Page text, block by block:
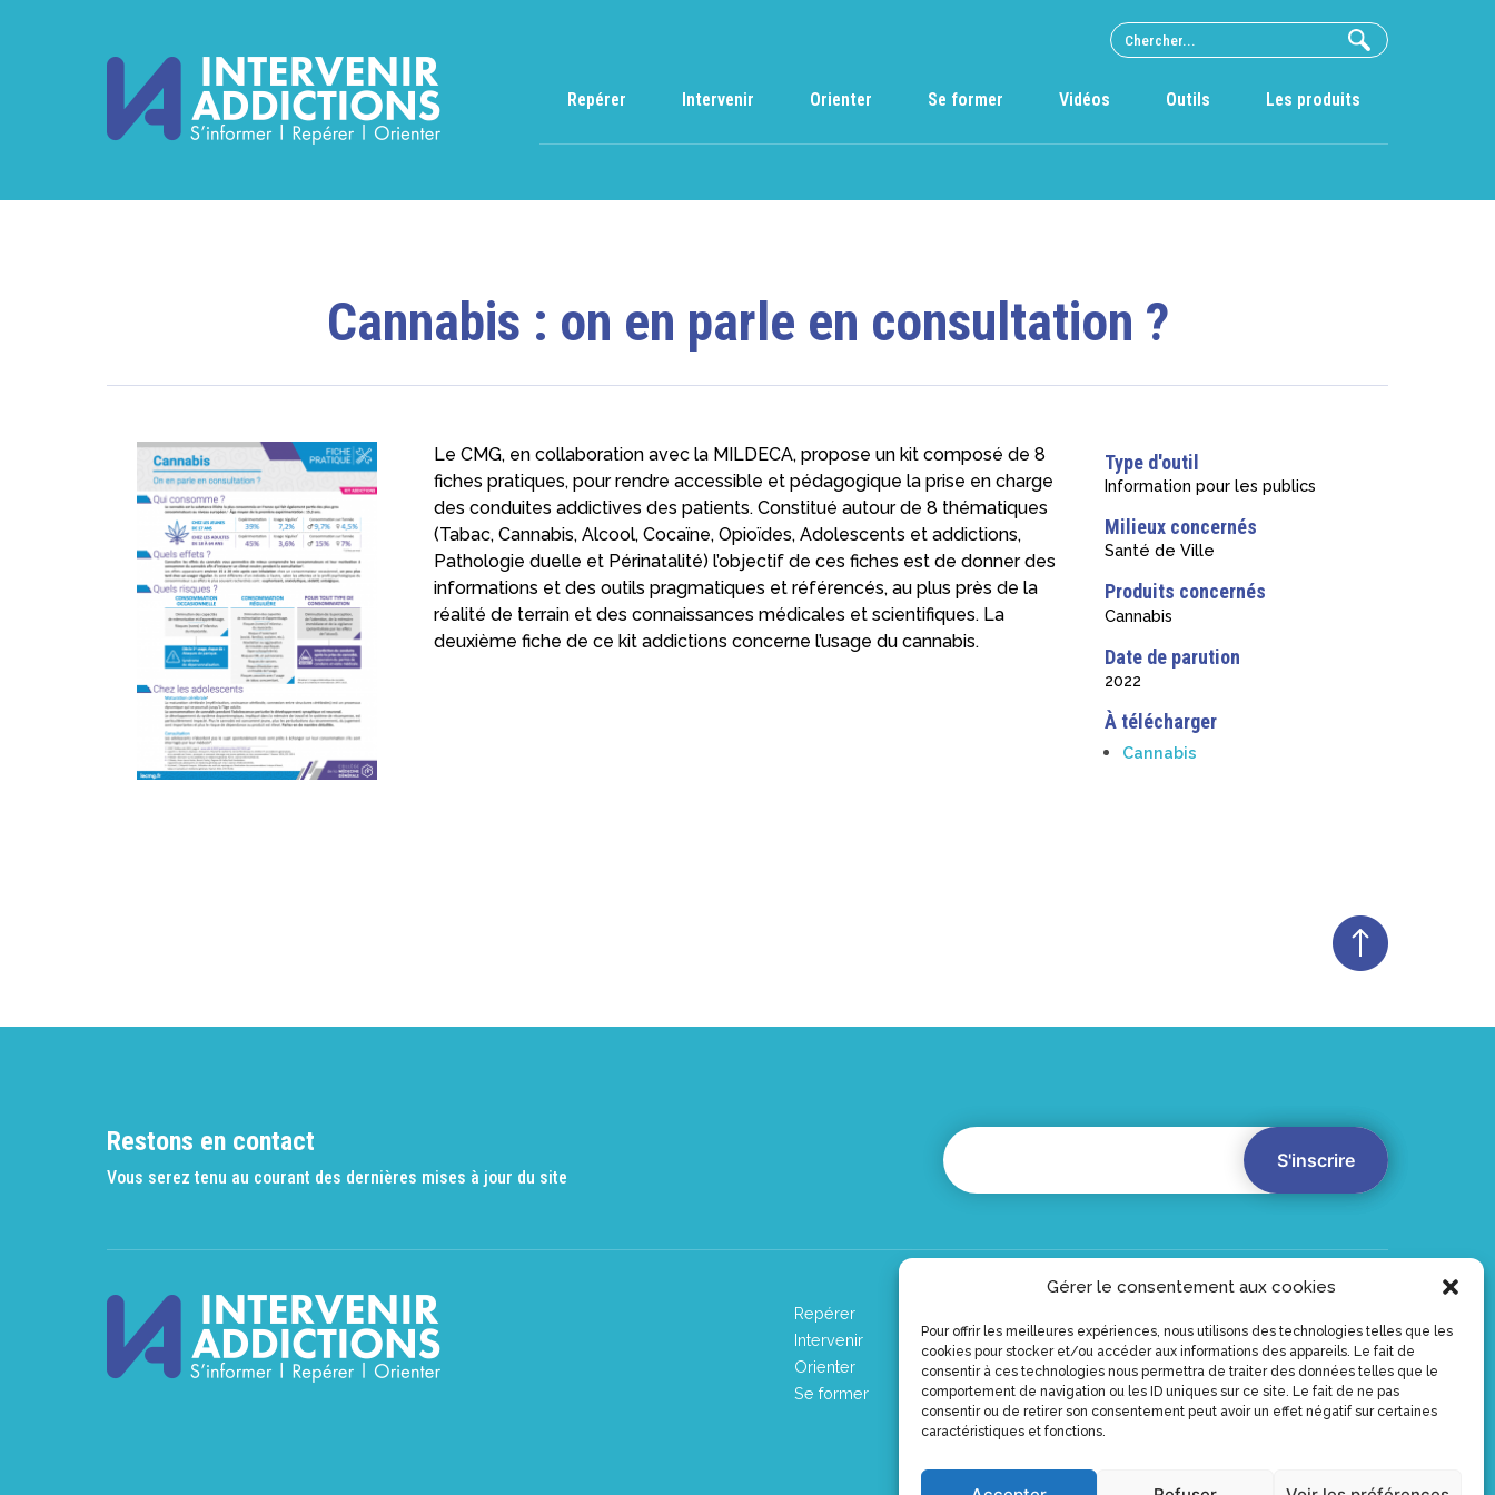
Gérer le consentement aux cookies
Pour offrir les meilleures expériences, nous utilisons des technologies telles que les
cookies pour stocker et/ou accéder aux informations des appareils. Le fait de
consentir à ces technologies nous permettra de traiter des données telles que le
comportement de navigation ou les ID uniques sur ce site. Le fait de ne pas
consentir ou de retirer son consentement peut avoir un effet négatif sur certaines
caractéristiques et fonctions.
Repérer Intervenir Orienter Se former Vidéos Outils Les produits
Cannabis : on en parle en consultation ?
Le CMG, en collaboration avec la MILDECA, propose un kit composé de 8
fiches pratiques, pour rendre accessible et pédagogique la prise en charge
des conduites addictives des patients. Constitué autour de 8 thématiques
(Tabac, Cannabis, Alcool, Cocaïne, Opioïdes, Adolescents et addictions,
Pathologie duelle et Périnatalité) l’objectif de ces fiches est de donner des
informations et des outils pragmatiques et référencés, au plus près de la
réalité de terrain et des connaissances médicales et scientifiques. La
deuxième fiche de ce kit addictions concerne l’usage du cannabis.
Type d'outil
Information pour les publics
Milieux concernés
Santé de Ville
Produits concernés
Cannabis
Date de parution
2022
À télécharger
Cannabis
Restons en contact
Vous serez tenu au courant des dernières mises à jour du site
Repérer
Intervenir
Orienter
Se former
Outils & Supports
Les produits
Annuaire
?
Contact
Mentions légales
Politique de